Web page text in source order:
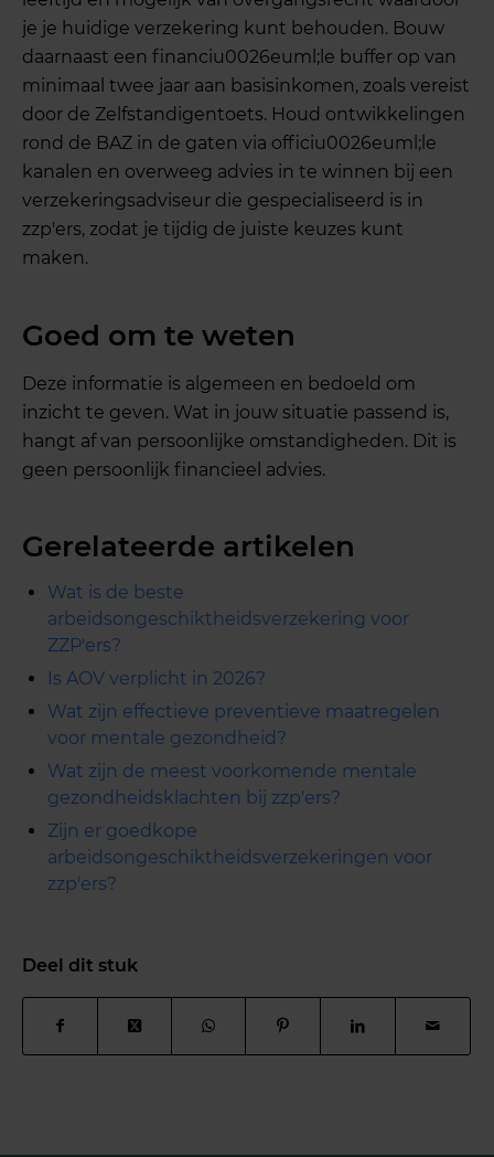
je je huidige verzekering kunt behouden. Bouw
daarnaast een financiu0026euml;le buffer op van
minimaal twee jaar aan basisinkomen, zoals vereist
door de Zelfstandigentoets. Houd ontwikkelingen
rond de BAZ in de gaten via officiu0026euml;le
kanalen en overweeg advies in te winnen bij een
verzekeringsadviseur die gespecialiseerd is in
zzp'ers, zodat je tijdig de juiste keuzes kunt
maken.
Goed om te weten
Deze informatie is algemeen en bedoeld om
inzicht te geven. Wat in jouw situatie passend is,
hangt af van persoonlijke omstandigheden. Dit is
geen persoonlijk financieel advies.
Gerelateerde artikelen
Wat is de beste
arbeidsongeschiktheidsverzekering voor
ZZP'ers?
Is AOV verplicht in 2026?
Wat zijn effectieve preventieve maatregelen
voor mentale gezondheid?
Wat zijn de meest voorkomende mentale
gezondheidsklachten bij zzp'ers?
Zijn er goedkope
arbeidsongeschiktheidsverzekeringen voor
zzp'ers?
Deel dit stuk